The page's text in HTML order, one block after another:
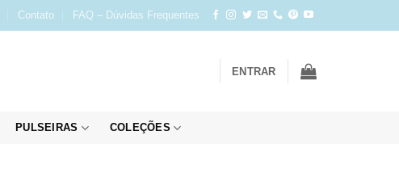
Contato FAQ – Dúvidas Frequentes
ENTRAR
PULSEIRAS COLEÇÕES